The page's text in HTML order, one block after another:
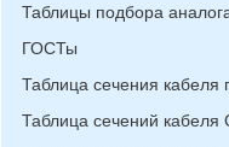
Таблицы подбора
ГОСТы
Таблица сечения кабеля
Таблица сечений кабеля